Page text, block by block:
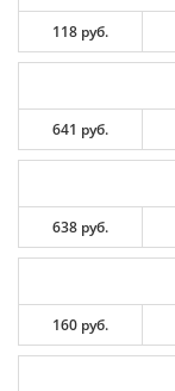
118 руб.
641 руб.
638 руб.
160 руб.